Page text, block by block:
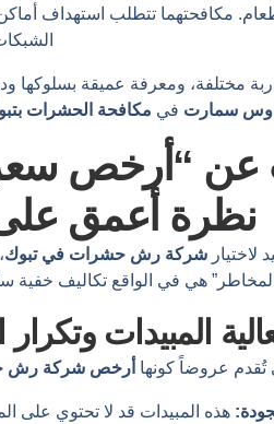
مكافحتهما تتطلب استهداف
مختلفة، ومعرفة عميقة بسلوكها
سمارت في مكافحة الحشرات
عن “أرخص
نظرة أعمق على
لاختيار شركة رش حشرات في تبوك
هي في الواقع تكاليف خفية
المبيدات
تُقدم عروضاً كونها أرخص شركة رش
هذه المبيدات قد لا تحتوي على